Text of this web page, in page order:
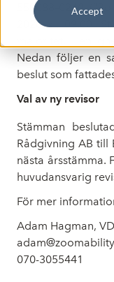
Accept
559088–0240
2026 kl. 09.00.
majoritet, i
Nedan följer en
beslut som
Val av ny revisor
Stämman
Rådgivning AB till
nästa årsstämma.
huvudansvarig
För mer
Adam Hagman, VD
070-3055441